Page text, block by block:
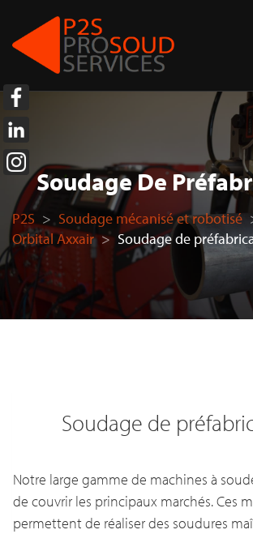
Soudage De
P2S > Soudage mécanisé et robotisé
Orbital Axxair > Soudage de
Soudage de
Notre large gamme de machines à
de couvrir les principaux marchés. Ces
permettent de réaliser des soudures